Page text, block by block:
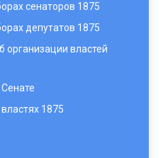
сенаторов 1875
депутатов 1875
организации властей
1875